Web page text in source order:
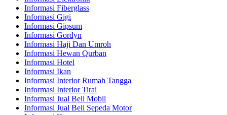
Informasi Fiberglass
Informasi Gigi
Informasi Gipsum
Informasi Gordyn
Informasi Haji Dan Umroh
Informasi Hewan Qurban
Informasi Hotel
Informasi Ikan
Informasi Interior Rumah Tangga
Informasi Interior Tirai
Informasi Jual Beli Mobil
Informasi Jual Beli Sepeda Motor